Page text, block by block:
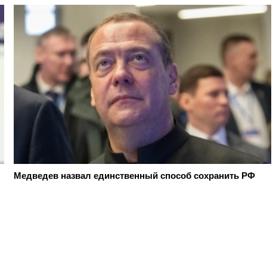
Медведев назвал единственный способ сохранить РФ